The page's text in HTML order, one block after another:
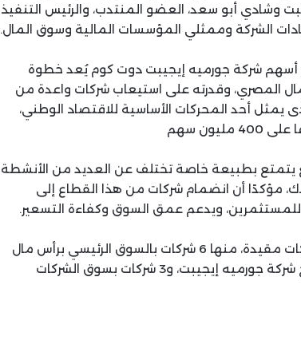
وشادي أبو سعد، العضو المنتدب، والرئيس التنفيذ
الشركة وممثلي المؤسسات المالية وسوق المال.
أسهم شركة جورميه إيجيبت دوت كوم يُعد خطوة
المصري، وقدرته على استيعاب شركات واعدة من
يمثل أحد المحركات الأساسية للاقتصاد الوطني،
يتمتع بطبيعة خاصة تختلف عن العديد من الأنشطة
مؤكدًا أن انضمام شركات من هذا القطاع إلى
للمستثمرين، ويدعم عمق السوق وكفاءة التسعير.
وأوضح رئيس البورصة أن القطاع يضم حاليًا9 شركات مقيدة، منها 6 شركات بالسوق الرئيسي برأس مال
سوقي يقدَّر بنحو 30 مليار جنيه مصري قبل ادراج شركة جورميه إيجيبت، و3 شركات بسوق الشركات